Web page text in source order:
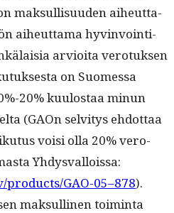
mak­sullisu­u­den aiheut­ta­
aiheut­ta­ma hyv­in­voin­ti­
arvioi­ta vero­tuk­sen
on Suomes­sa
20% kuu­lostaa min­un
(GAOn selvi­tys ehdot­taa
voisi olla 20% vero­
Yhdys­val­lois­sa:
GAO-05–878).
mak­sulli­nen toim­inta